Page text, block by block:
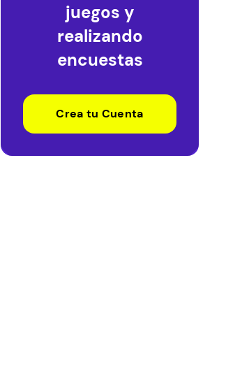
juegos y
realizando
encuestas
Crea tu Cuenta